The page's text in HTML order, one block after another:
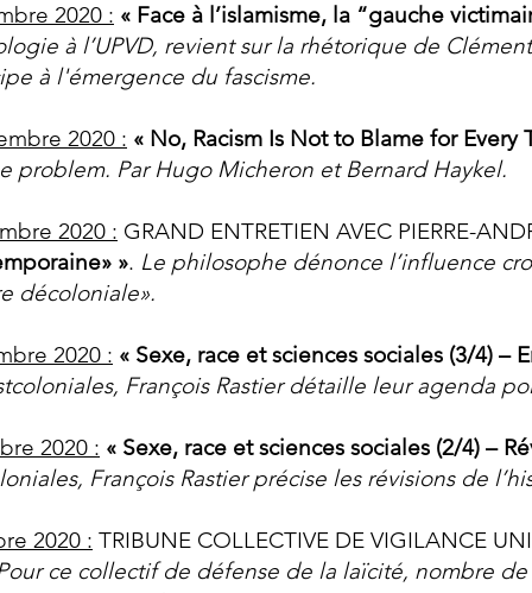
2020 : « Face à l’islamisme, la “gauche
à l’UPVD, revient sur la rhétorique de
à l'émergence du fascisme.
2020 : « No, Racism Is Not to Blame for Every
problem. Par Hugo Micheron et Bernard Haykel.
2020 : GRAND ENTRETIEN AVEC PIERRE-
». Le philosophe dénonce l’influence
décoloniale».
2020 : « Sexe, race et sciences sociales (3/4) –
François Rastier détaille leur agenda
2020 : « Sexe, race et sciences sociales (2/4) –
François Rastier précise les révisions de
2020 : TRIBUNE COLLECTIVE DE VIGILANCE
ce collectif de défense de la laïcité, nombre